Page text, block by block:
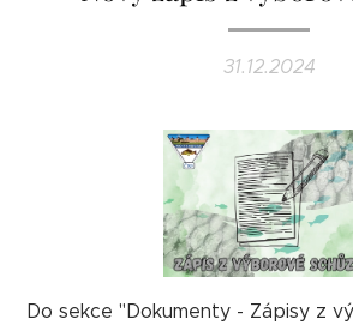
31.12.2024
Do sekce "Dokumenty - Zápisy z